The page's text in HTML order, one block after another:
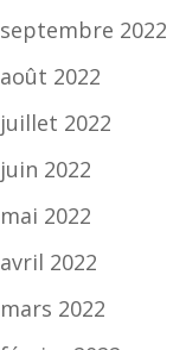
septembre 2022
août 2022
juillet 2022
juin 2022
mai 2022
avril 2022
mars 2022